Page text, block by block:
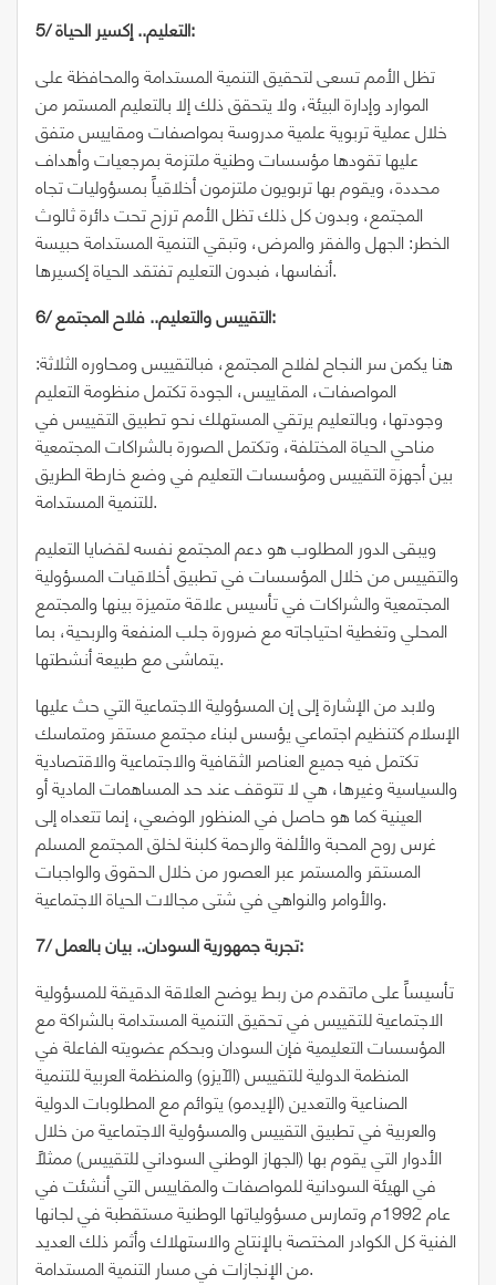
5
/ التعليم.. إكسير الحياة:
تظل الأمم تسعى لتحقيق التنمية المستدامة والمحافظة على
الموارد وإدارة البيئة، ولا يتحقق ذلك إلا بالتعليم المستمر من
خلال عملية تربوية علمية مدروسة بمواصفات ومقاييس متفق
عليها تقودها مؤسسات وطنية ملتزمة بمرجعيات وأهداف
محددة، ويقوم بها تربويون ملتزمون أخلاقياً بمسؤوليات تجاه
المجتمع، وبدون كل ذلك تظل الأمم ترزح تحت دائرة ثالوث
الخطر: الجهل والفقر والمرض، وتبقي التنمية المستدامة حبيسة
أنفاسها، فبدون التعليم تفتقد الحياة إكسيرها.
6/ التقييس والتعليم.. فلاح المجتمع:
هنا يكمن سر النجاح لفلاح المجتمع، فبالتقييس ومحاوره الثلاثة:
المواصفات، المقاييس، الجودة تكتمل منظومة التعليم
وجودتها، وبالتعليم يرتقي المستهلك نحو تطبيق التقييس في
مناحي الحياة المختلفة، وتكتمل الصورة بالشراكات المجتمعية
بين أجهزة التقييس ومؤسسات التعليم في وضع خارطة الطريق
للتنمية المستدامة.
ويبقى الدور المطلوب هو دعم المجتمع نفسه لقضايا التعليم
والتقييس من خلال المؤسسات في تطبيق أخلاقيات المسؤولية
المجتمعية والشراكات في تأسيس علاقة متميزة بينها والمجتمع
المحلي وتغطية احتياجاته مع ضرورة جلب المنفعة والربحية، بما
يتماشى مع طبيعة أنشطتها.
ولابد من الإشارة إلى إن المسؤولية الاجتماعية التي حث عليها
الإسلام كتنظيم اجتماعي يؤسس لبناء مجتمع مستقر ومتماسك
تكتمل فيه جميع العناصر الثقافية والاجتماعية والاقتصادية
والسياسية وغيرها، هي لا تتوقف عند حد المساهمات المادية أو
العينية كما هو حاصل في المنظور الوضعي، إنما تتعداه إلى
غرس روح المحبة والألفة والرحمة كلبنة لخلق المجتمع المسلم
المستقر والمستمر عبر العصور من خلال الحقوق والواجبات
والأوامر والنواهي في شتى مجالات الحياة الاجتماعية.
7/ تجربة جمهورية السودان.. بيان بالعمل:
تأسيساً على ماتقدم من ربط يوضح العلاقة الدقيقة للمسؤولية
الاجتماعية للتقييس في تحقيق التنمية المستدامة بالشراكة مع
المؤسسات التعليمية فإن السودان وبحكم عضويته الفاعلة في
المنظمة الدولية للتقييس (الآيزو) والمنظمة العربية للتنمية
الصناعية والتعدين (الإيدمو) يتوائم مع المطلوبات الدولية
والعربية في تطبيق التقييس والمسؤولية الاجتماعية من خلال
الأدوار التي يقوم بها (الجهاز الوطني السوداني للتقييس) ممثلاً
في الهيئة السودانية للمواصفات والمقاييس التي أنشئت في
عام 1992م وتمارس مسؤولياتها الوطنية مستقطبة في لجانها
الفنية كل الكوادر المختصة بالإنتاج والاستهلاك وأثمر ذلك العديد
من الإنجازات في مسار التنمية المستدامة.